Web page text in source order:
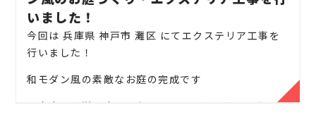
【対応エリア】
兵庫県：神戸市(東灘区、灘区、中央区、兵庫区、長
田区、須磨区、垂水区、北区、西区)、尼崎市、西宮
市、芦屋市
そのほかの作業事例はこちら
庭真は、気軽に何でも相談できる 神戸 ・ 北摂 エリ
にしっかりお答えして様々な問題を解決し、お客様
・マンションなどの敷地林の伐採をしてほしい（一
本〜数十本までの大型案件でも対応可）
・庭木の刈り込み
・庭の芝刈り
お庭のことなら
連絡ください！
お庭や木に関するお悩みに全力でご対応させて頂き
ます。
見積りは無料ですので、相場などのお問い合わせやご
いました！
今回は 兵庫県 神戸市 灘区 にてエクステリア工事を
行いました！
和モダン風の素敵なお庭の完成です
日本庭園や洋風庭園はもちろんのこと、限られたスペ